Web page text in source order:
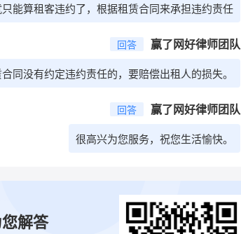
能算租客违约了，根据租赁合同来承担违约责任
回答 赢了网好律师团队
同没有约定违约责任的，要赔偿出租人的损失。
回答 赢了网好律师团队
很高兴为您服务，祝您生活愉快。
解答